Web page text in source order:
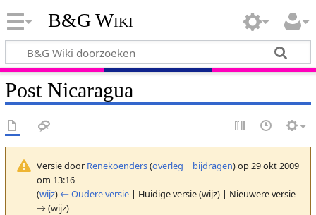
B&G Wiki
Post Nicaragua
Versie door Renekoenders(overleg | bijdragen)op 29 okt 2009
om 13:16
(wijz) ← Oudere versie| Huidige versie (wijz) | Nieuwere versie
→ (wijz)